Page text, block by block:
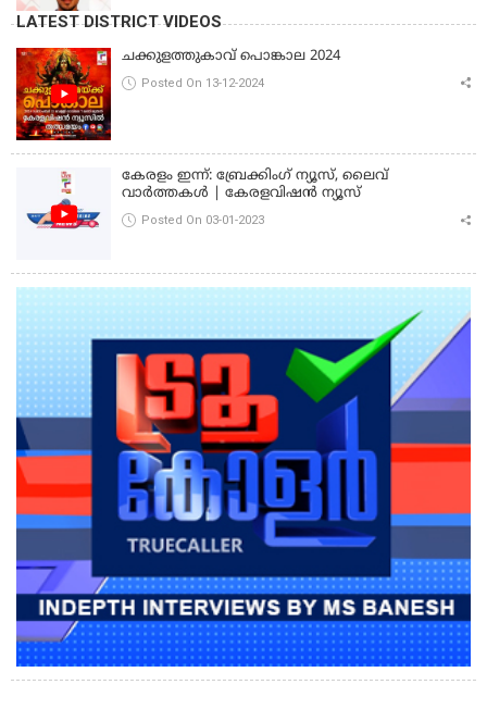
LATEST DISTRICT VIDEOS
ചക്കുളത്തുകാവ് പൊങ്കാല 2024
Posted On 13-12-2024
കേരളം ഇന്ന്: ബ്രേക്കിംഗ് ന്യൂസ്, ലൈവ്
വാർത്തകൾ | കേരളവിഷൻ ന്യൂസ്
Posted On 03-01-2023